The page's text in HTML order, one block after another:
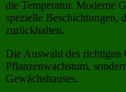
die Temperatur. Moderne
spezielle Beschichtungen,
zurückhalten.
Die Auswahl des richtigen
Pflanzenwachstum,
Gewächshauses.